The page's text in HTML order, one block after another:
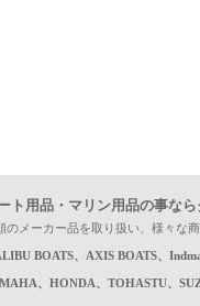
ト用品・マリン用品の事な
のメーカー品を取り扱い、様々な
BOATS、AXIS BOATS、
、HONDA、TOHASTU、